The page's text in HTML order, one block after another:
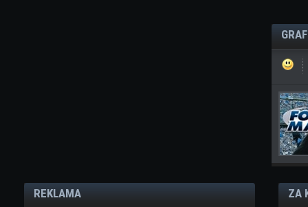
REKLAMA ZA